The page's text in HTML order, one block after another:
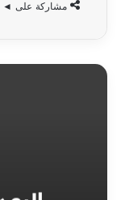
مشاركة على ◄